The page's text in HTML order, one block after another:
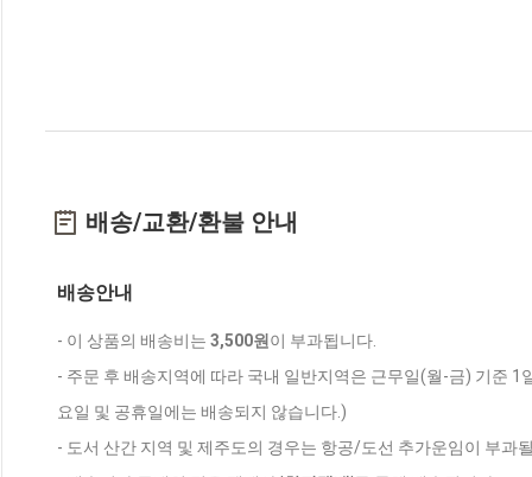
배송/교환/환불 안내
배송안내
- 이 상품의 배송비는 3,500원 이 부과됩니다.
- 주문 후 배송지역에 따라 국내 일반지역은 근무일(월-금) 기준
요일 및 공휴일에는 배송되지 않습니다.)
- 도서 산간 지역 및 제주도의 경우는 항공/도선 추가운임이 부과